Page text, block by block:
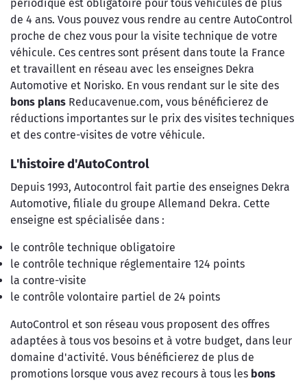
périodique est obligatoire pour tous véhicules de plus
de 4 ans. Vous pouvez vous rendre au centre AutoControl
proche de chez vous pour la visite technique de votre
véhicule. Ces centres sont présent dans toute la France
et travaillent en réseau avec les enseignes Dekra
Automotive et Norisko. En vous rendant sur le site des
bons plans Reducavenue.com, vous bénéficierez de
réductions importantes sur le prix des visites techniques
et des contre-visites de votre véhicule.
L'histoire d'AutoControl
Depuis 1993, Autocontrol fait partie des enseignes Dekra
Automotive, filiale du groupe Allemand Dekra. Cette
enseigne est spécialisée dans :
le contrôle technique obligatoire
le contrôle technique réglementaire 124 points
la contre-visite
le contrôle volontaire partiel de 24 points
AutoControl et son réseau vous proposent des offres
adaptées à tous vos besoins et à votre budget, dans leur
domaine d'activité. Vous bénéficierez de plus de
promotions lorsque vous avez recours à tous les bons